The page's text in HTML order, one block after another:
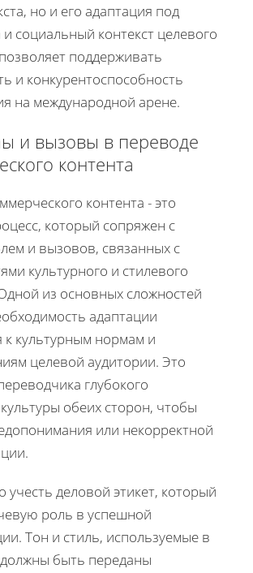
но и его адаптация под
социальный контекст целевого
поддерживать
и конкурентоспособность
на международной арене.
и вызовы в переводе
контента
контента - это
который сопряжен с
и вызовов, связанных с
культурного и стилевого
из основных сложностей
адаптации
к культурным нормам и
целевой аудитории. Это
глубокого
обеих сторон, чтобы
или некорректной
учесть деловой этикет, который
роль в успешной
Тон и стиль, используемые в
быть переданы